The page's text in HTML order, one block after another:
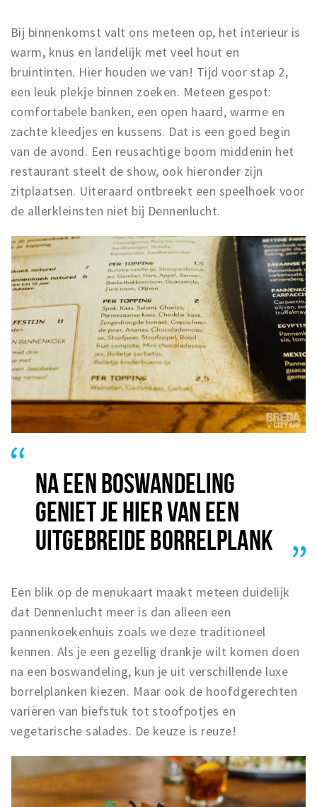
Party pics
Eten
Drinken
Slapen
Winkels
Winkelgebieden
Deals
Parkeren
Inloggen
Bij binnenkomst valt ons meteen op, het interieur is
warm, knus en landelijk met veel hout en
bruintinten. Hier houden we van! Tijd voor stap 2,
een leuk plekje binnen zoeken. Meteen gespot:
comfortabele banken, een open haard, warme en
zachte kleedjes en kussens. Dat is een goed begin
van de avond. Een reusachtige boom middenin het
restaurant steelt de show, ook hieronder zijn
zitplaatsen. Uiteraard ontbreekt een speelhoek voor
de allerkleinsten niet bij Dennenlucht.
NA EEN BOSWANDELING
GENIET JE HIER VAN EEN
UITGEBREIDE BORRELPLANK
Een blik op de menukaart maakt meteen duidelijk
dat Dennenlucht meer is dan alleen een
pannenkoekenhuis zoals we deze traditioneel
kennen. Als je een gezellig drankje wilt komen doen
na een boswandeling, kun je uit verschillende luxe
borrelplanken kiezen. Maar ook de hoofdgerechten
variëren van biefstuk tot stoofpotjes en
vegetarische salades. De keuze is reuze!